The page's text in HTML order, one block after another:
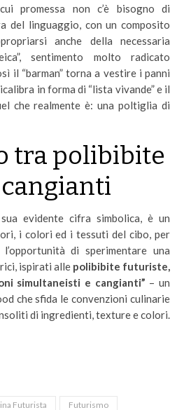
promessa non c’è bisogno di
del linguaggio, con un composito
anche della necessaria
sentimento molto radicato
il “barman” torna a vestire i panni
in forma di “lista vivande” e il
che realmente è: una poltiglia di
tra polibibite
evidente cifra simbolica, è un
i colori ed i tessuti del cibo, per
di sperimentare una
ispirati alle polibibite futuriste,
simultaneisti e cangianti” – un
che sfida le convenzioni culinarie
di ingredienti, texture e colori.
Futurista Futurismo